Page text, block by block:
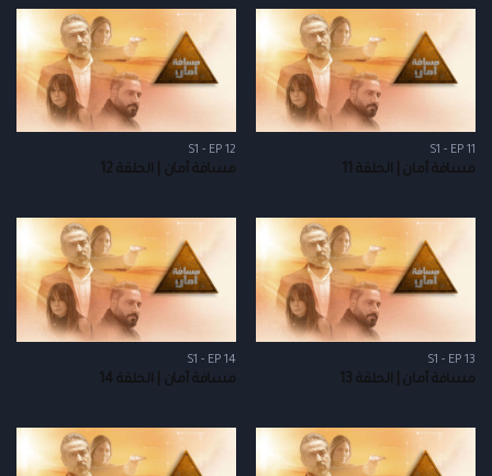
S1 - EP 11
مسافة أمان | الحلقة 11
S1 - EP 12
مسافة أمان | الحلقة 12
S1 - EP 13
مسافة أمان | الحلقة 13
S1 - EP 14
مسافة أمان | الحلقة 14